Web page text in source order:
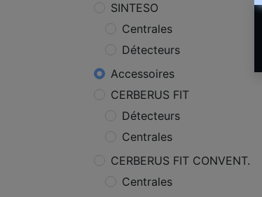
SINTESO
Centrales
Détecteurs
Accessoires
CERBERUS FIT
Détecteurs
Centrales
CERBERUS FIT CONVENT.
Centrales